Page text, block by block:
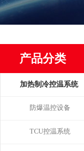
产品分类
加热制冷控温系统
防爆温控设备
TCU控温系统